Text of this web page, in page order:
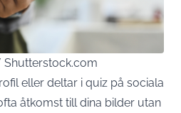
Shutterstock.com
eller deltar i quiz på sociala
åtkomst till dina bilder utan